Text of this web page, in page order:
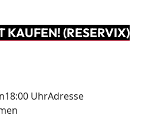
KAUFEN! (RESERVIX)
18:00 UhrAdresse